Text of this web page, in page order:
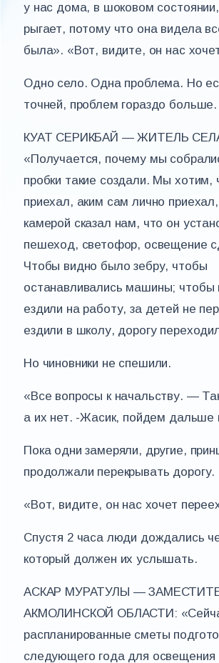
у нас дома, в шоковом
рыгает, потому что она видела
была». «Вот, видите, он нас
Одно село. Одна проблема. Но
точней, проблем гораздо больше.
КУАТ СЕРИКБАЙ — ЖИТЕЛЬ
«Получается, почему мы
пробки такие создали. Мы хотим,
приехал, аким сам лично
камерой сказал нам, что он
пешеход, светофор, освещение
Чтобы видно было зебру, чтобы
останавливались машины; чтобы
ездили на работу, за детей не
ездили в школу, дорогу
Но чиновники не спешили.
«Все вопросы к начальству. —
а их нет. -Жасик, пойдем дальше
Пока одни замеряли, другие,
продолжали перекрывать дорогу.
«Вот, видите, он нас хочет
Спустя 2 часа люди дождались
который должен их услышать.
АСКАР МУРАТУЛЫ —
АКМОЛИНСКОЙ ОБЛАСТИ:
распланированные сметы
следующего года для освещения